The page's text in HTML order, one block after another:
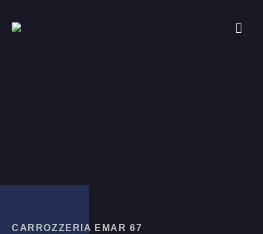
CARROZZERIA EMAR 67